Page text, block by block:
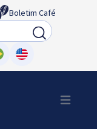
Boletim Café